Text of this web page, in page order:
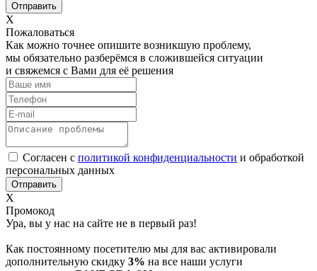
Х
Пожаловаться
Как можно точнее опишите возникшую проблему,
мы обязательно разберёмся в сложившейся ситуации
и свяжемся с Вами для её решения
Согласен с политикой конфиденциальности и обработкой
персональных данных
Х
Промокод
Ура, вы у нас на сайте не в первый раз!
Как постоянному посетителю мы для вас активировали
дополнительную скидку 3% на все наши услуги